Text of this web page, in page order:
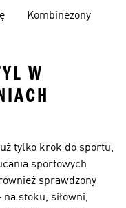
Kombinezony
W
tylko krok do sportu,
sportowych
sprawdzony
na stoku, siłowni,